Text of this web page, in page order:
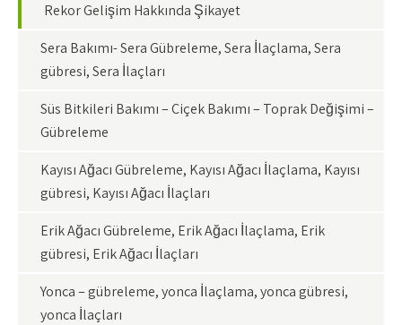
Rekor Gelişim Hakkında Şikayet
Sera Bakımı- Sera Gübreleme, Sera İlaçlama, Sera
gübresi, Sera İlaçları
Süs Bitkileri Bakımı – Çiçek Bakımı – Toprak Değişimi –
Gübreleme
Kayısı Ağacı Gübreleme, Kayısı Ağacı İlaçlama, Kayısı
gübresi, Kayısı Ağacı İlaçları
Erik Ağacı Gübreleme, Erik Ağacı İlaçlama, Erik
gübresi, Erik Ağacı İlaçları
Yonca – gübreleme, yonca İlaçlama, yonca gübresi,
yonca İlaçları